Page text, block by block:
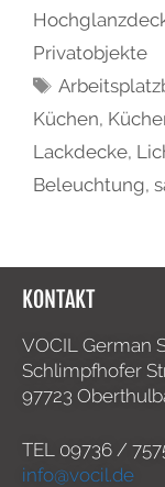
Privatobjekte
Küchen,
Lackdecke,
Beleuchtung,
KONTAKT
VOCIL German
Schlimpfhofer
97723
TEL 09736 /
info@vocil.de